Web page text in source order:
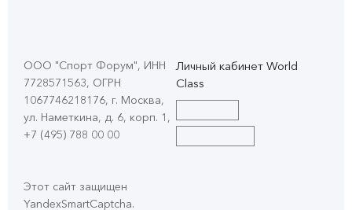
ООО "Спорт Форум", ИНН
7728571563, ОГРН
1067746218176, г. Москва,
ул. Наметкина, д. 6, корп. 1 ,
+7 (495) 788 00 00
Этот сайт защищен
YandexSmartCaptcha.
Личный кабинет World
Class